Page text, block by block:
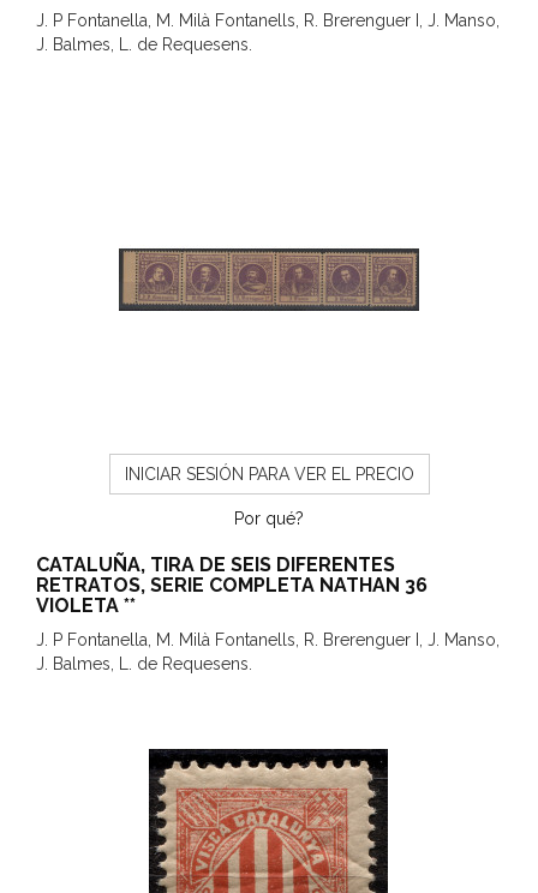
J. P Fontanella, M. Milà Fontanells, R. Brerenguer I, J. Manso,
J. Balmes, L. de Requesens.
INICIAR SESIÓN PARA VER EL PRECIO
Por qué?
CATALUÑA, TIRA DE SEIS DIFERENTES
RETRATOS, SERIE COMPLETA NATHAN 36
VIOLETA **
J. P Fontanella, M. Milà Fontanells, R. Brerenguer I, J. Manso,
J. Balmes, L. de Requesens.